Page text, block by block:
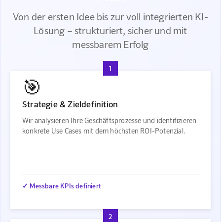
Von der ersten Idee bis zur voll integrierten KI-
Lösung – strukturiert, sicher und mit
messbarem Erfolg
1
🎯
Strategie & Zieldefinition
Wir analysieren Ihre Geschäftsprozesse und identifizieren
konkrete Use Cases mit dem höchsten ROI-Potenzial.
✓ Messbare KPIs definiert
2